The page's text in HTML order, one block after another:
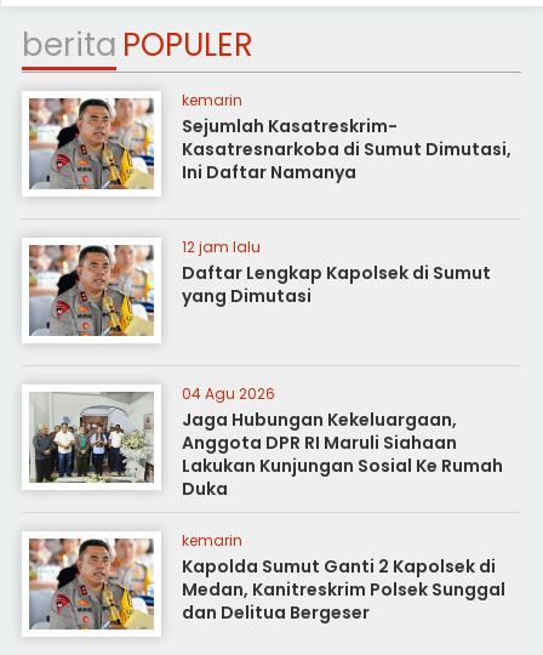
berita POPULER
kemarin
Sejumlah Kasatreskrim-
Kasatresnarkoba di Sumut Dimutasi,
Ini Daftar Namanya
12 jam lalu
Daftar Lengkap Kapolsek di Sumut
yang Dimutasi
04 Agu 2026
Jaga Hubungan Kekeluargaan,
Anggota DPR RI Maruli Siahaan
Lakukan Kunjungan Sosial Ke Rumah
Duka
kemarin
Kapolda Sumut Ganti 2 Kapolsek di
Medan, Kanitreskrim Polsek Sunggal
dan Delitua Bergeser